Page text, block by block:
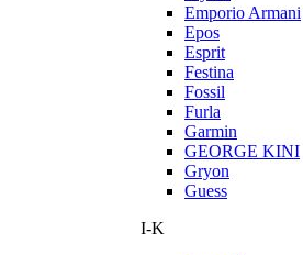
Emporio Armani
Epos
Esprit
Festina
Fossil
Furla
Garmin
GEORGE KINI
Gryon
Guess
I-K